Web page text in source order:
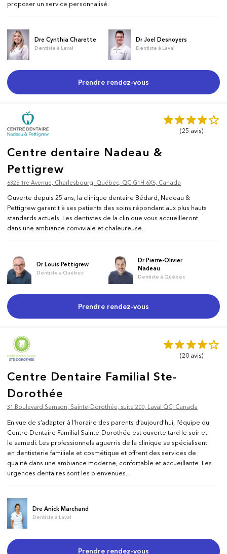
proposer un service personnalisé.
Dre Cynthia Charette
Dentiste à Laval
Dr Joel Desnoyers
Dentiste à Laval
Prendre rendez-vous
(25 avis)
Centre dentaire Nadeau &
Pettigrew
6325 1re Avenue, Charlesbourg, Québec, QC G1H 6X5, Canada
Ouverte depuis 25 ans, la clinique dentaire Bédard, Nadeau &
Pettigrew garantit à ses patients des soins répondant aux plus hauts
standards actuels. Les dentistes de la clinique vous accueilleront
dans une ambiance conviviale et chaleureuse.
Dr Louis Pettigrew
Dentiste à Québec
Dr Pierre-Olivier
Nadeau
Dentiste à Québec
Prendre rendez-vous
(20avis)
Centre Dentaire Familial Ste-
Dorothée
31 Boulevard Samson, Sainte-Dorothée, suite 200, Laval QC, Canada
En vue de s’adapter à l’horaire des parents d’aujourd’hui, l’équipe du
Centre Dentaire Familial Sainte-Dorothée est ouverte tard le soir et
le samedi. Les professionnels aguerris de la clinique se spécialisent
en dentisterie familiale et cosmétique et offrent des services de
qualité dans une ambiance moderne, confortable et accueillante. Les
urgences dentaires sont les bienvenues.
Dre Anick Marchand
Dentiste à Laval
Prendre rendez-vous